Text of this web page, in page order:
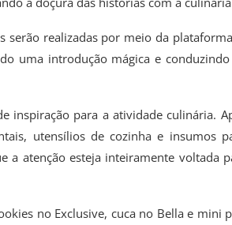
serão realizadas por meio da
uma introdução mágica e
inspiração para a atividade culinária.
utensílios de cozinha e insumos
a atenção esteja inteiramente voltada
no Exclusive, cuca no Bella e mini